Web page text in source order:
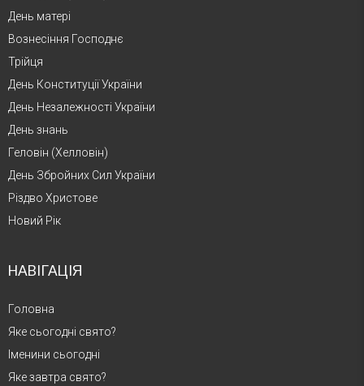
День матері
Вознесіння Господнє
Трійця
День Конституції України
День Незалежності України
День знань
Геловін (Хелловін)
День Збройних Сил України
Різдво Христове
Новий Рік
НАВІГАЦІЯ
Головна
Яке сьогодні свято?
Іменини сьогодні
Яке завтра свято?